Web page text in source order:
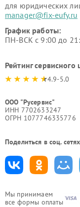
Мы принимаем
все формы оплаты
для юридических
manager@fix-eufy.ru
График работы:
ПН-ВСК с 9:00 до
Рейтинг сервисного
4.9-5.0
ООО "Русервис"
ИНН 7702633247
ОГРН 1077746335776
Поделиться в соц.